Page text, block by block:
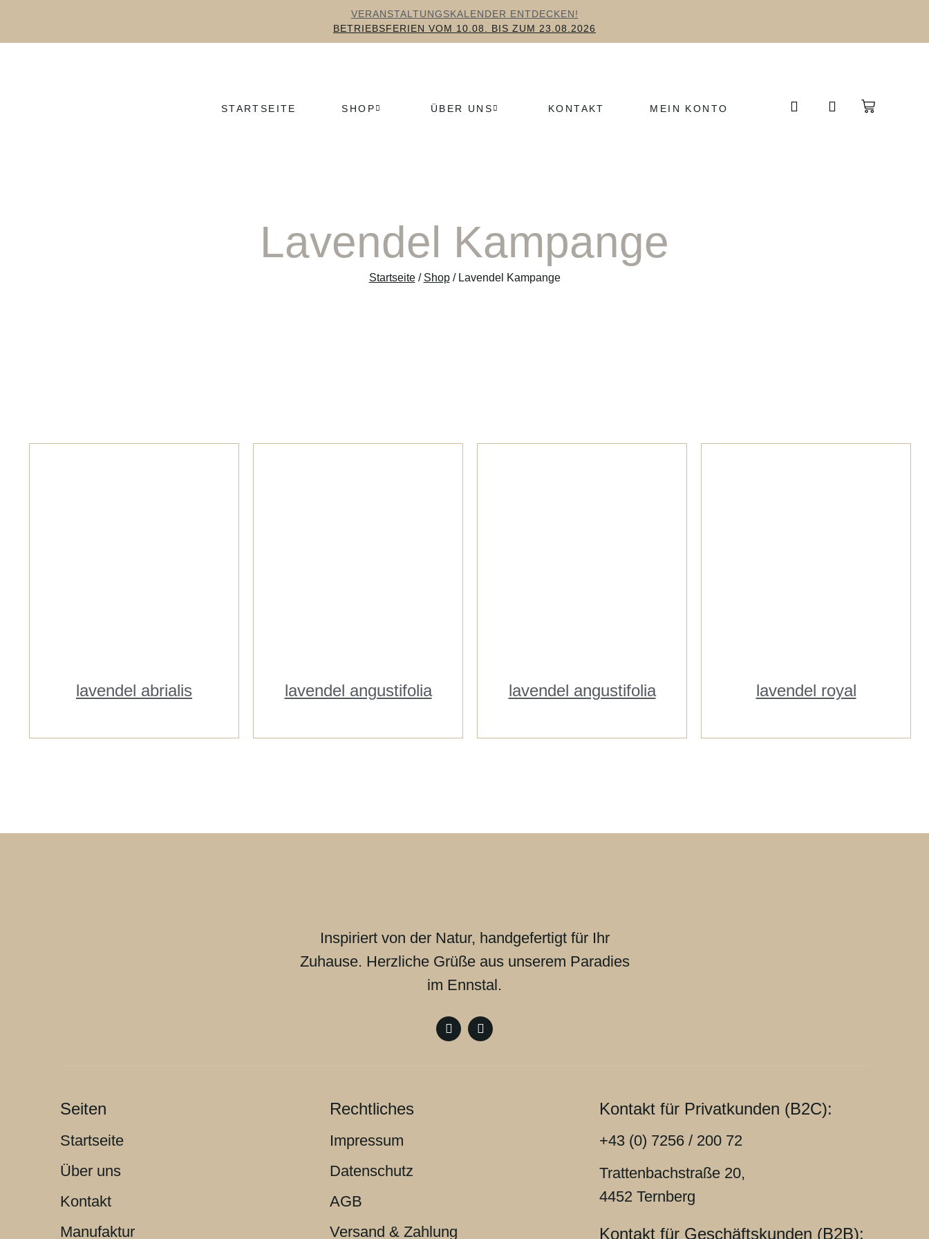
VERANSTALTUNGSKALENDER ENTDECKEN!
BETRIEBSFERIEN VOM 10.08. BIS ZUM 23.08.2026
STARTSEITE SHOP ÜBER UNS KONTAKT MEIN KONTO
Lavendel Kampange
Startseite/ Shop/ Lavendel Kampange
lavendel abrialis lavendel angustifolia lavendel angustifolia lavendel royal
Inspiriert von der Natur, handgefertigt für Ihr
Zuhause. Herzliche Grüße aus unserem Paradies
im Ennstal.
Seiten
Startseite
Über uns
Kontakt
Manufaktur
Rechtliches
Impressum
Datenschutz
AGB
Versand & Zahlung
Kontakt für Privatkunden (B2C):
+43 (0) 7256 / 200 72
Trattenbachstraße 20,
4452 Ternberg
Kontakt für Geschäftskunden (B2B):